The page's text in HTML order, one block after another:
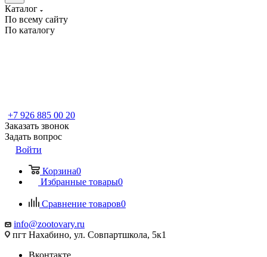
Каталог
По всему сайту
По каталогу
+7 926 885 00 20
Заказать звонок
Задать вопрос
Войти
Корзина0
Избранные товары0
Сравнение товаров0
info@zootovary.ru
пгт Нахабино, ул. Совпартшкола, 5к1
Вконтакте